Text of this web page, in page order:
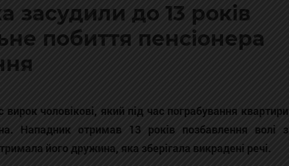
засудили до 13 років
побиття пенсіонера
чоловікові, який під час пограбування квартири
Нападник отримав 13 років позбавлення волі з
його дружина, яка зберігала викрадені речі.